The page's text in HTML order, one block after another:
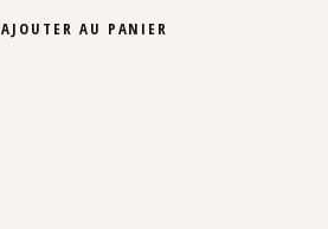
AJOUTER AU PANIER